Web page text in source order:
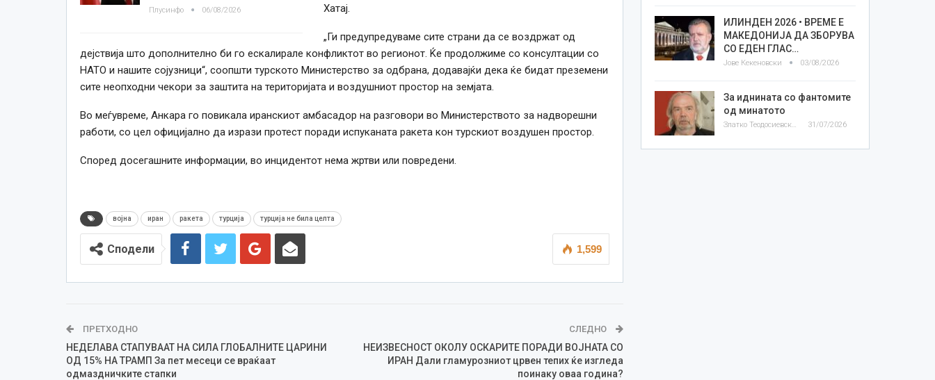
Плусинфо 06/08/2026
Хатај.
„Ги предупредуваме сите страни да се воздржат од
дејствија што дополнително би го ескалирале конфликтот во регионот. Ќе продолжиме со консултации со
НАТО и нашите сојузници“, соопшти турското Министерство за одбрана, додавајќи дека ќе бидат преземени
сите неопходни чекори за заштита на територијата и воздушниот простор на земјата.
Во меѓувреме, Анкара го повикала иранскиот амбасадор на разговори во Министерството за надворешни
работи, со цел официјално да изрази протест поради испуканата ракета кон турскиот воздушен простор.
Според досегашните информации, во инцидентот нема жртви или повредени.
војна иран ракета турција турција не била целта
1,599
Сподели
ПРЕТХОДНО
НЕДЕЛАВА СТАПУВААТ НА СИЛА ГЛОБАЛНИТЕ ЦАРИНИ
ОД 15% НА ТРАМП За пет месеци се враќаат
одмаздничките стапки
СЛЕДНО
НЕИЗВЕСНОСТ ОКОЛУ ОСКАРИТЕ ПОРАДИ ВОЈНАТА СО
ИРАН Дали гламурозниот црвен тепих ќе изгледа
поинаку оваа година?
ИЛИНДЕН 2026 • ВРЕМЕ Е
МАКЕДОНИЈА ДА ЗБОРУВА
СО ЕДЕН ГЛАС…
Јове Кекеновски 03/08/2026
За иднината со фантомите
од минатото
Златко Теодосиевски 31/07/2026